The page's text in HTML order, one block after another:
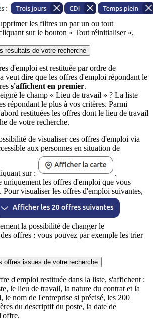
les filtres un par un ou tout
sur le bouton « Tout réinitialiser ».
résultats de votre recherche
d'emploi est restituée par ordre de
veut dire que les offres d'emploi répondant le
s'affichent en premier.
le champ « Lieu de travail » ? La liste
répondant le plus à vos critères. Parmi
restituées les offres dont le lieu de travail
de votre recherche.
de visualiser ces offres d'emploi via
aux personnes en situation de
sur :
.
uniquement les offres d'emploi que vous
Pour visualiser les offres d'emploi suivantes,
la possibilité de changer le
offres : vous pouvez par exemple les trier
offres issues de votre recherche
d'emploi restituée dans la liste, s'affichent :
le lieu de travail, la nature du contrat et la
le nom de l'entreprise si précisé, les 200
du descriptif du poste, la date de